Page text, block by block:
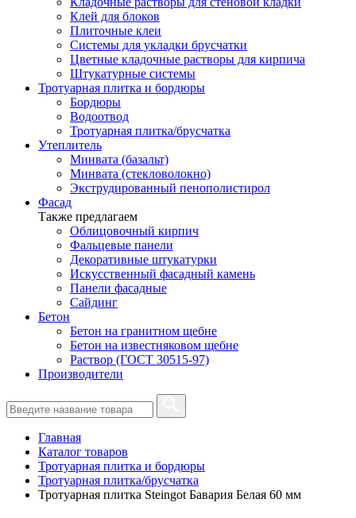
Клей для блоков
Плиточные клеи
Системы для укладки брусчатки
Цветные кладочные растворы для кирпича
Штукатурные системы
Тротуарная плитка и бордюры
Бордюры
Водоотвод
Тротуарная плитка/брусчатка
Утеплитель
Минвата (базальт)
Минвата (стекловолокно)
Экструдированный пенополистирол
Фасад
Также предлагаем
Облицовочный кирпич
Фальцевые панели
Декоративные штукатурки
Искусственный фасадный камень
Панели фасадные
Сайдинг
Бетон
Бетон на гранитном щебне
Бетон на известняковом щебне
Раствор (ГОСТ 30515-97)
Производители
Главная
Каталог товаров
Тротуарная плитка и бордюры
Тротуарная плитка/брусчатка
Тротуарная плитка Steingot Бавария Белая 60 мм